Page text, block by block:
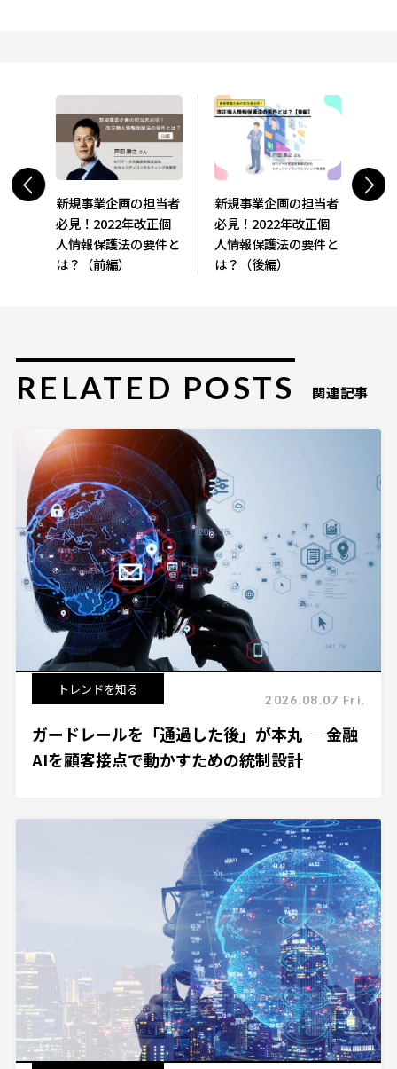
新規事業企画の担当者
必見！2022年改正個
人情報保護法の要件と
は？（前編）
新規事業企画の担当者
必見！2022年改正個
人情報保護法の要件と
は？（後編）
RELATED POSTS 関連記事
トレンドを知る
2026.08.07 Fri.
ガードレールを「通過した後」が本丸 ─ 金融
AIを顧客接点で動かすための統制設計